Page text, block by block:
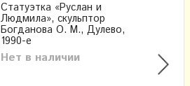
Статуэтка «Руслан и
Людмила», скульптор
Богданова О. М., Дулево,
1990-е
Нет в наличии